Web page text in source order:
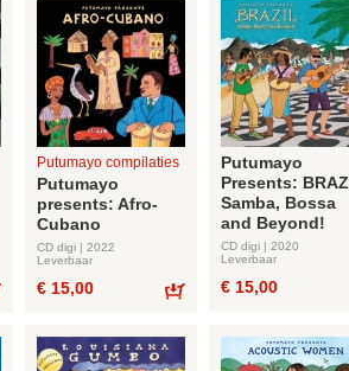
Putumayo compilaties
Putumayo
presents: Afro-
Cubano
CD digi | 2022
Leverbaar
€ 15,00
Putumayo
Presents:
Samba, Bossa
and Beyond!
CD digi | 2020
Leverbaar
€ 15,00